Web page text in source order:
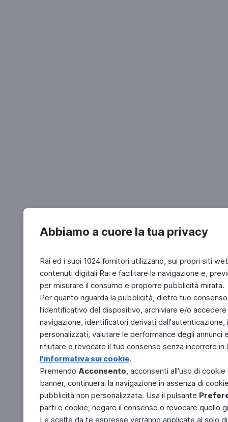
Abbiamo a cuore la tua privacy
Rai ed i suoi 1024 fornitori utilizzano, sui propri siti
contenuti digitali Rai e facilitare la navigazione e,
per misurare il consumo e proporre pubblicità mirata.
Per quanto riguarda la pubblicità, dietro tuo
l'identificativo del dispositivo, archiviare e/o
navigazione, identificatori derivati
personalizzati, valutare le performance degli
rifiutare o revocare il tuo consenso senza incorrere
l'informativa sui cookie.
Premendo Acconsento, acconsenti all'uso di
banner, continuerai la navigazione in assenza di
pubblicità non personalizzata. Usa il pulsante
parti e cookie, negare il consenso o revocare quello
Le scelte da te espresse verranno applicate al solo